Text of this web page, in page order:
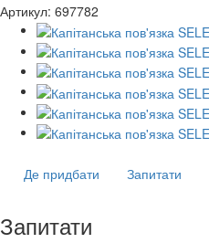
Артикул: 697782
Де придбати Запитати
Запитати